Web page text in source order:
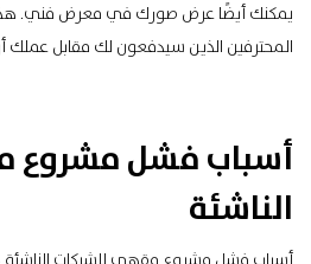
يمكنك أيضًا عرض صورك في معرض فني. هذه
المحترفين الذين سيدفعون لك مقابل
أسباب فشل مشروع
الناشئة